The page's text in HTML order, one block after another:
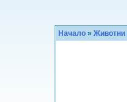
Начало » Животни